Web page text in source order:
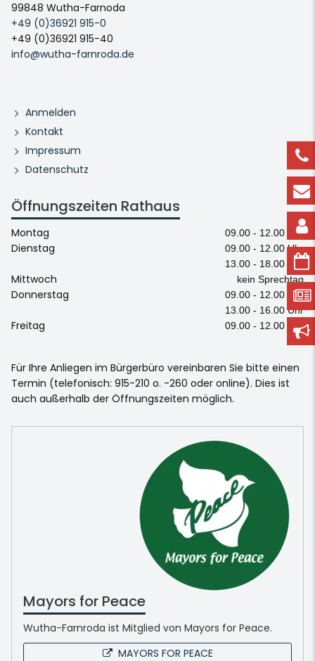
99848 Wutha-Farnoda
+49 (0)36921 915-0
+49 (0)36921 915-40
info@wutha-farnroda.de
Anmelden
Kontakt
Impressum
Datenschutz
Öffnungszeiten Rathaus
Montag 09.00 - 12.00 Uhr
Dienstag
09.00 - 12.00 Uhr
13.00 - 18.00 Uhr
Mittwoch kein Sprechtag
Donnerstag
09.00 - 12.00 Uhr
13.00 - 16.00 Uhr
Freitag 09.00 - 12.00 Uhr
Für Ihre Anliegen im Bürgerbüro vereinbaren Sie bitte einen
Termin (telefonisch: 915-210 o. -260 oder online). Dies ist
auch außerhalb der Öffnungszeiten möglich.
Mayors for Peace
Wutha-Farnroda ist Mitglied von Mayors for Peace.
MAYORS FOR PEACE